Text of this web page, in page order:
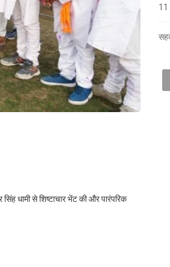
धामी से शिष्टाचार भेंट की और पारंपरिक
11